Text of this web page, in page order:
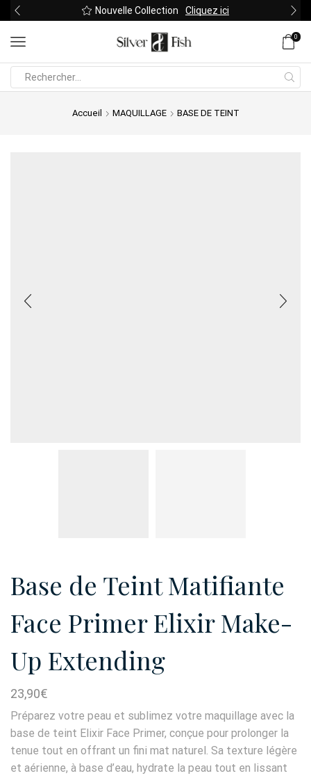
Nouvelle Collection Cliquez ici
0
Accueil MAQUILLAGE BASE DE TEINT
Base de Teint Matifiante
Face Primer Elixir Make-
Up Extending
23,90€
Préparez votre peau et sublimez votre maquillage avec la
base de teint Elixir Face Primer, conçue pour prolonger la
tenue tout en offrant un fini mat naturel. Sa texture légère
et aérienne, à base d’eau, hydrate la peau tout en lissant